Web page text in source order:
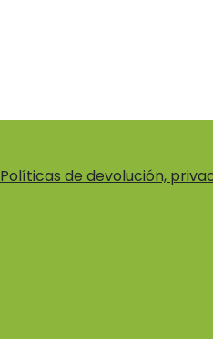
Políticas de devolución,